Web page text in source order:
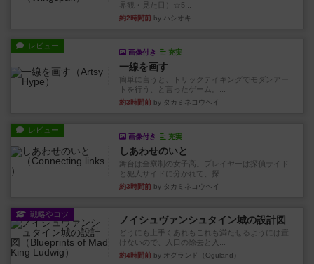
界観・見た目）☆5...
約2時間前 by ハシオキ
レビュー
画像付き 充実
一線を画す
簡単に言うと、トリックテイキングでモダンアー
トを行う、と言ったゲーム。...
約3時間前 by タカミネコウヘイ
レビュー
画像付き 充実
しあわせのいと
舞台は全寮制の女子高。プレイヤーは探偵サイド
と犯人サイドに分かれて、探...
約3時間前 by タカミネコウヘイ
戦略やコツ ノイシュヴァンシュタイン城の設計図
どうにも上手くあれもこれも満たせるようには置
けないので、入口の除去と入...
約4時間前 by オグランド（Oguland）